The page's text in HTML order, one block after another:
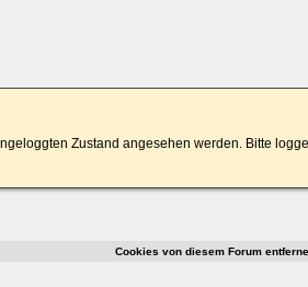
Zustand angesehen werden. Bitte
Cookies von diesem Forum